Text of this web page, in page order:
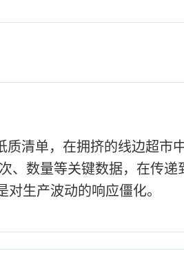
清单，在拥挤的线边超市
数量等关键数据，在传递
生产波动的响应僵化。